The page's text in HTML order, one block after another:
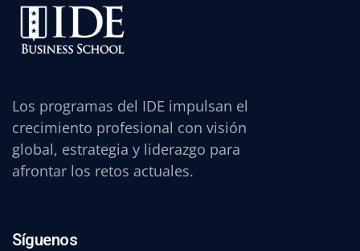
Los programas del IDE impulsan el
crecimiento profesional con visión
global, estrategia y liderazgo para
afrontar los retos actuales.
Síguenos